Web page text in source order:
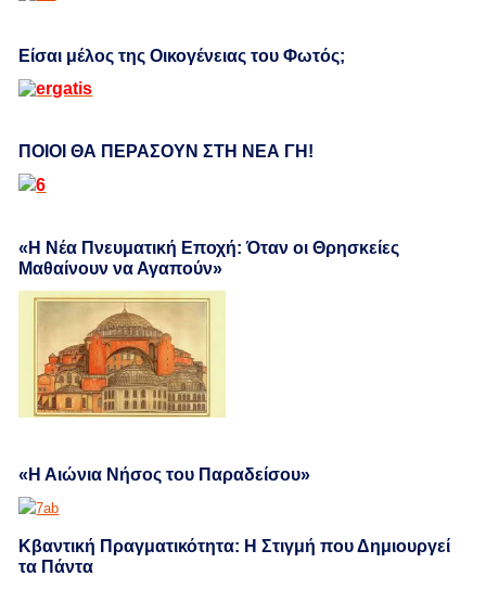
Είσαι μέλος της Οικογένειας του Φωτός;
ΠΟΙΟΙ ΘΑ ΠΕΡΑΣΟΥΝ ΣΤΗ ΝΕΑ ΓΗ!
«Η Νέα Πνευματική Εποχή: Όταν οι Θρησκείες
Μαθαίνουν να Αγαπούν»
«Η Αιώνια Νήσος του Παραδείσου»
Κβαντική Πραγματικότητα: Η Στιγμή που Δημιουργεί
τα Πάντα